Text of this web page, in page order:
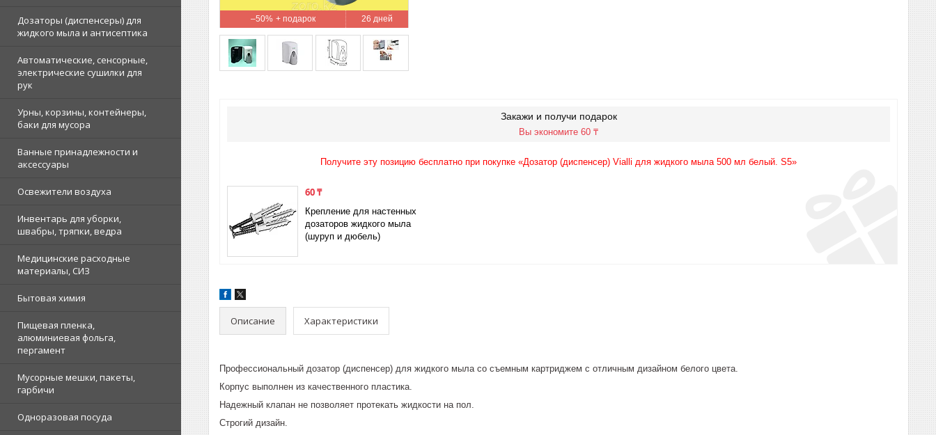
Дозаторы (диспенсеры) для
жидкого мыла и антисептика
Автоматические, сенсорные,
электрические сушилки для
рук
Урны, корзины, контейнеры,
баки для мусора
Ванные принадлежности и
аксессуары
Освежители воздуха
Инвентарь для уборки,
швабры, тряпки, ведра
Медицинские расходные
материалы, СИЗ
Бытовая химия
Пищевая пленка,
алюминиевая фольга,
пергамент
Мусорные мешки, пакеты,
гарбичи
Одноразовая посуда
–50% 26 дней
Закажи и получи подарок
Вы экономите 60 ₸
Получите эту позицию бесплатно при покупке «Дозатор (диспенсер) Vialli для жидкого мыла 500 мл белый. S5»
60 ₸
Крепление для настенных
дозаторов жидкого мыла
(шуруп и дюбель)
Описание Характеристики
Профессиональный дозатор (диспенсер) для жидкого мыла со съемным картриджем с отличным дизайном белого цвета.
Корпус выполнен из качественного пластика.
Надежный клапан не позволяет протекать жидкости на пол.
Строгий дизайн.